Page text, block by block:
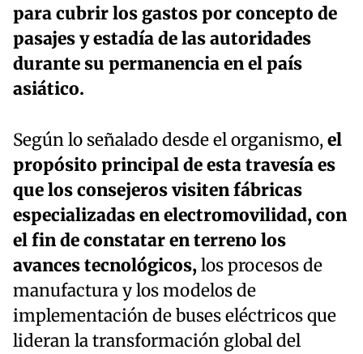
para cubrir los gastos por concepto de
pasajes y estadía de las autoridades
durante su permanencia en el país
asiático.
Según lo señalado desde el organismo,el
propósito principal de esta travesía es
que los consejeros visiten fábricas
especializadas en electromovilidad, con
el fin de constatar en terreno los
avances tecnológicos,los procesos de
manufactura y los modelos de
implementación de buses eléctricos que
lideran la transformación global del